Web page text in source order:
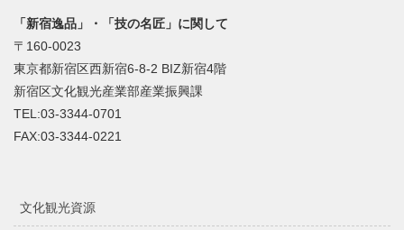
「新宿逸品」・「技の名匠」に関して
〒160-0023
東京都新宿区西新宿6-8-2 BIZ新宿4階
新宿区文化観光産業部産業振興課
TEL:03-3344-0701
FAX:03-3344-0221
文化観光資源